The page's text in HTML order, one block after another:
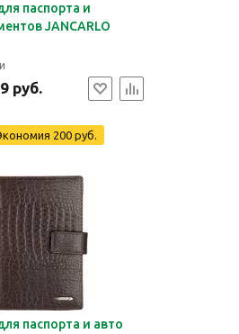
паспорта и
JANCARLO
руб.
200 руб.
паспорта и авто